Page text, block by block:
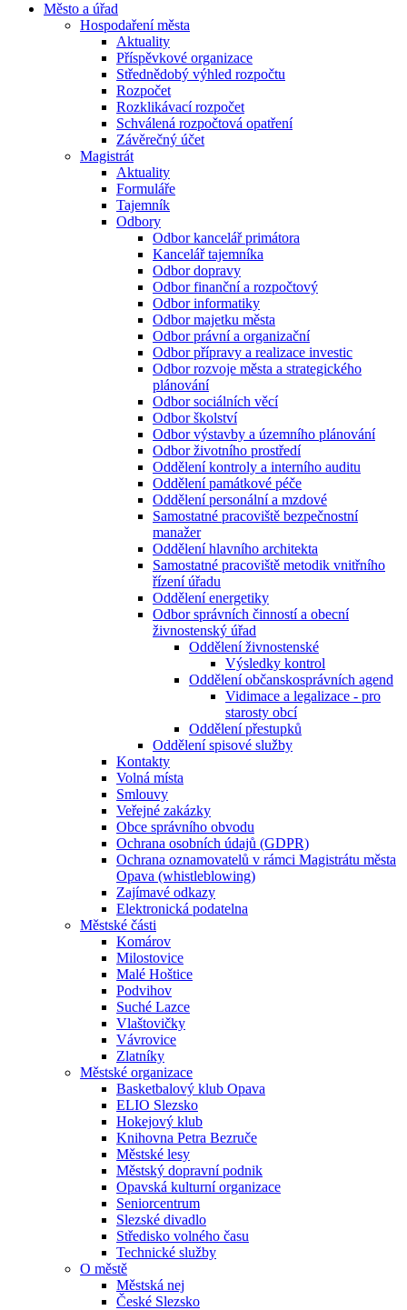
Město a úřad
Hospodaření města
Aktuality
Příspěvkové organizace
Střednědobý výhled rozpočtu
Rozpočet
Rozklikávací rozpočet
Schválená rozpočtová opatření
Závěrečný účet
Magistrát
Aktuality
Formuláře
Tajemník
Odbory
Odbor kancelář primátora
Kancelář tajemníka
Odbor dopravy
Odbor finanční a rozpočtový
Odbor informatiky
Odbor majetku města
Odbor právní a organizační
Odbor přípravy a realizace investic
Odbor rozvoje města a strategického
plánování
Odbor sociálních věcí
Odbor školství
Odbor výstavby a územního plánování
Odbor životního prostředí
Oddělení kontroly a interního auditu
Oddělení památkové péče
Oddělení personální a mzdové
Samostatné pracoviště bezpečnostní
manažer
Oddělení hlavního architekta
Samostatné pracoviště metodik vnitřního
řízení úřadu
Oddělení energetiky
Odbor správních činností a obecní
živnostenský úřad
Oddělení živnostenské
Výsledky kontrol
Oddělení občanskosprávních agend
Vidimace a legalizace - pro
starosty obcí
Oddělení přestupků
Oddělení spisové služby
Kontakty
Volná místa
Smlouvy
Veřejné zakázky
Obce správního obvodu
Ochrana osobních údajů (GDPR)
Ochrana oznamovatelů v rámci Magistrátu města
Opava (whistleblowing)
Zajímavé odkazy
Elektronická podatelna
Městské části
Komárov
Milostovice
Malé Hoštice
Podvihov
Suché Lazce
Vlaštovičky
Vávrovice
Zlatníky
Městské organizace
Basketbalový klub Opava
ELIO Slezsko
Hokejový klub
Knihovna Petra Bezruče
Městské lesy
Městský dopravní podnik
Opavská kulturní organizace
Seniorcentrum
Slezské divadlo
Středisko volného času
Technické služby
O městě
Městská nej
České Slezsko